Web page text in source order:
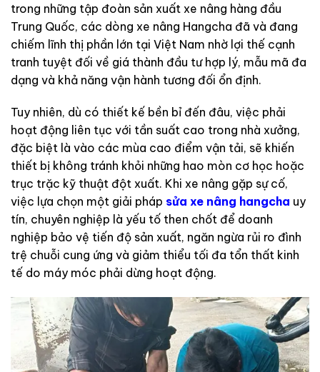
trong những tập đoàn sản xuất xe nâng hàng đầu
Trung Quốc, các dòng xe nâng Hangcha đã và đang
chiếm lĩnh thị phần lớn tại Việt Nam nhờ lợi thế cạnh
tranh tuyệt đối về giá thành đầu tư hợp lý, mẫu mã đa
dạng và khả năng vận hành tương đối ổn định.
Tuy nhiên, dù có thiết kế bền bỉ đến đâu, việc phải
hoạt động liên tục với tần suất cao trong nhà xưởng,
đặc biệt là vào các mùa cao điểm vận tải, sẽ khiến
thiết bị không tránh khỏi những hao mòn cơ học hoặc
trục trặc kỹ thuật đột xuất. Khi xe nâng gặp sự cố,
việc lựa chọn một giải pháp sửa xe nâng hangcha uy
tín, chuyên nghiệp là yếu tố then chốt để doanh
nghiệp bảo vệ tiến độ sản xuất, ngăn ngừa rủi ro đình
trệ chuỗi cung ứng và giảm thiểu tối đa tổn thất kinh
tế do máy móc phải dừng hoạt động.